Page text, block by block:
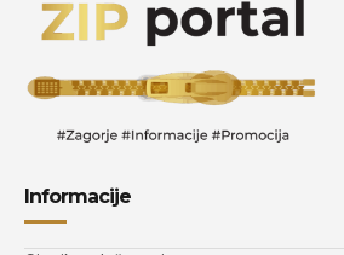
Informacije